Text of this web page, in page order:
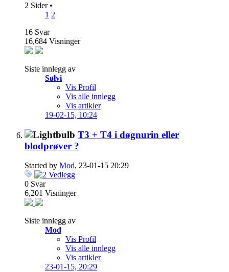
2 Sider •
1 2
16 Svar
16,684 Visninger
Siste innlegg av
Sølvi
Vis Profil
Vis alle innlegg
Vis artikler
19-02-15, 10:24
T3 + T4 i døgnurin eller
blodprøver ?
Started by Mod, 23-01-15 20:29
0 Svar
6,201 Visninger
Siste innlegg av
Mod
Vis Profil
Vis alle innlegg
Vis artikler
23-01-15, 20:29